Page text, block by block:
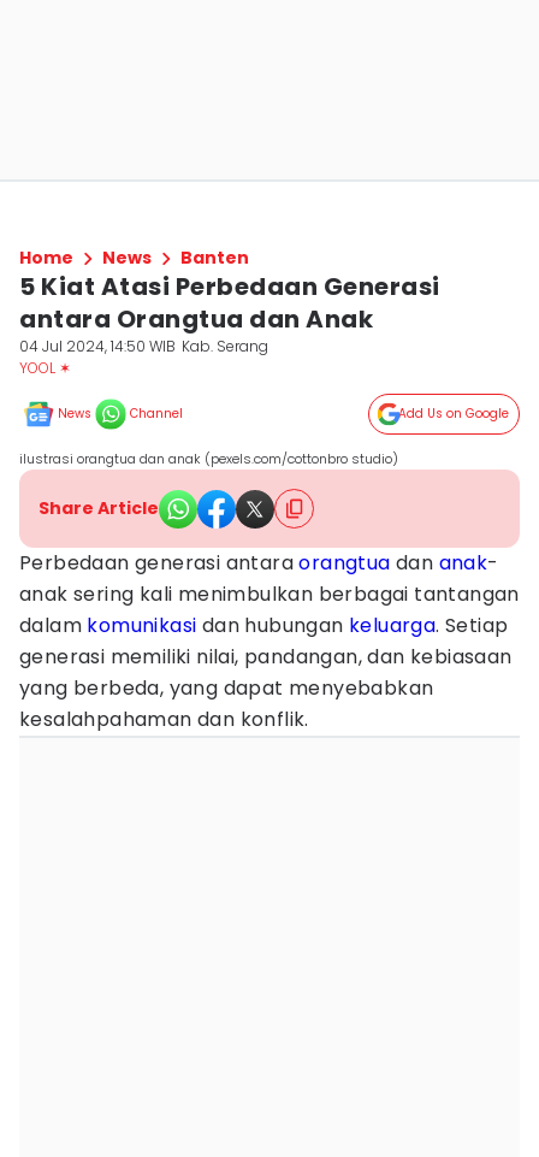
Home News Banten
5 Kiat Atasi Perbedaan Generasi
antara Orangtua dan Anak
04 Jul 2024, 14:50 WIB Kab. Serang
YOOL ✶
News Channel Add Us on Google
ilustrasi orangtua dan anak (pexels.com/cottonbro studio)
Share Article
Perbedaan generasi antaraorangtua dan anak-
anak sering kali menimbulkan berbagai tantangan
dalam komunikasi dan hubungan keluarga. Setiap
generasi memiliki nilai, pandangan, dan kebiasaan
yang berbeda, yang dapat menyebabkan
kesalahpahaman dan konflik.